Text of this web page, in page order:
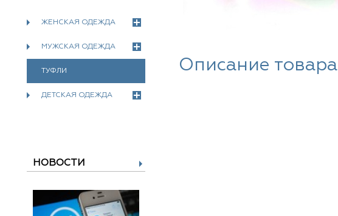
ЖЕНСКАЯ ОДЕЖДА
МУЖСКАЯ ОДЕЖДА
ТУФЛИ
ДЕТСКАЯ ОДЕЖДА
НОВОСТИ
Описание товара